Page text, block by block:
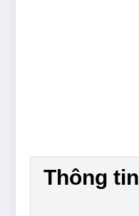
Thông